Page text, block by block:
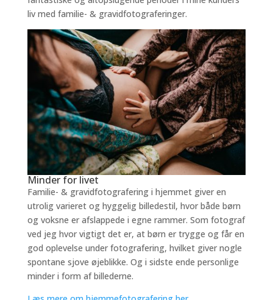
liv med familie- & gravidfotograferinger.
Minder for livet
Familie- & gravidfotografering i hjemmet giver en
utrolig varieret og hyggelig billedestil, hvor både børn
og voksne er afslappede i egne rammer. Som fotograf
ved jeg hvor vigtigt det er, at børn er trygge og får en
god oplevelse under fotografering, hvilket giver nogle
spontane sjove øjeblikke. Og i sidste ende personlige
minder i form af billederne.